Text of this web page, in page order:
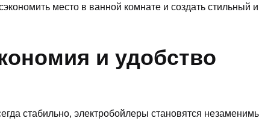
место в ванной комнате и создать
и удобство
стабильно, электробойлеры становятся